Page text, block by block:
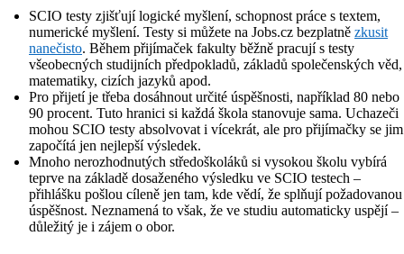
SCIO testy zjišťují logické myšlení, schopnost práce s textem,
numerické myšlení. Testy si můžete na Jobs.cz bezplatně zkusit
nanečisto. Během přijímaček fakulty běžně pracují s testy
všeobecných studijních předpokladů, základů společenských věd,
matematiky, cizích jazyků apod.
Pro přijetí je třeba dosáhnout určité úspěšnosti, například 80 nebo
90 procent. Tuto hranici si každá škola stanovuje sama. Uchazeči
mohou SCIO testy absolvovat i vícekrát, ale pro přijímačky se jim
započítá jen nejlepší výsledek.
Mnoho nerozhodnutých středoškoláků si vysokou školu vybírá
teprve na základě dosaženého výsledku ve SCIO testech –
přihlášku pošlou cíleně jen tam, kde vědí, že splňují požadovanou
úspěšnost. Neznamená to však, že ve studiu automaticky uspějí –
důležitý je i zájem o obor.